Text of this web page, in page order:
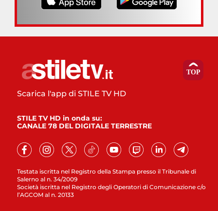
Testata iscritta nel Registro della Stampa presso il Tribunale di
Salerno al n. 34/2009
Società iscritta nel Registro degli Operatori di Comunicazione c/o
l’AGCOM al n. 20133
Scarica l'app di STILE TV HD
STILE TV HD in onda su:
CANALE 78 DEL DIGITALE TERRESTRE